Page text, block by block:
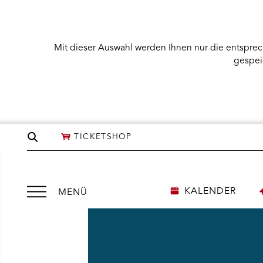
Seite
TICKETSHOP
Mit dieser Auswahl werden Ihnen nur die
MENÜ
Menü
KALENDER